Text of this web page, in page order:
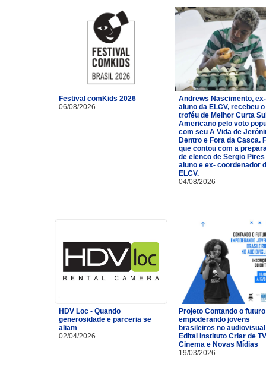
Festival comKids 2026
06/08/2026
Andrews Nascimento, ex-
aluno da ELCV, recebeu o
troféu de Melhor Curta
Americano pelo voto
com seu A Vida de
Dentro e Fora da Casca.
que contou com a
de elenco de Sergio
aluno e ex- coordenador
ELCV.
04/08/2026
HDV Loc - Quando
generosidade e parceria se
aliam
02/04/2026
Projeto Contando o
empoderando jovens
brasileiros no
Edital Instituto Criar de
Cinema e Novas Mídias
19/03/2026